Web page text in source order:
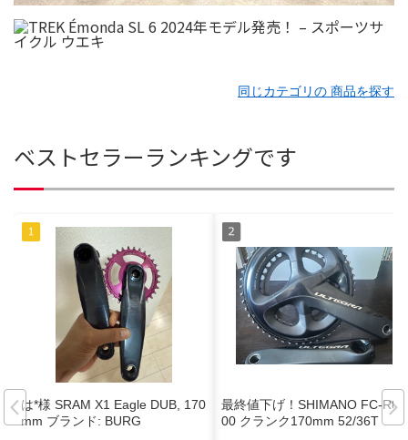
同じカテゴリの 商品を探す
ベストセラーランキングです
は*︎様 SRAM X1 Eagle DUB, 170
mm ブランド: BURG
最終値下げ！SHIMANO FC-R80
00 クランク170mm 52/36T